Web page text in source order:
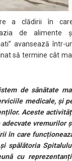
a clădirii în
de alimente
avansează într-
să termine cât
de sănătate
medicale, și
Aceste
vremurilor
în care
spălătoria
cu